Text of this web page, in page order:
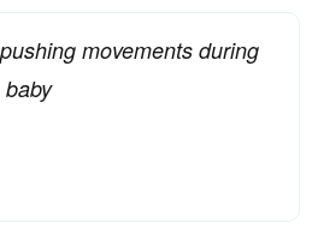
movements during